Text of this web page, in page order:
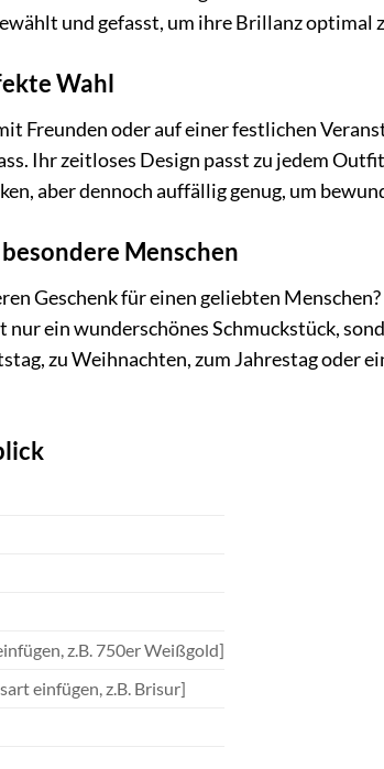
und gefasst, um ihre Brillanz optimal
Wahl
Freunden oder auf einer festlichen
Ihr zeitloses Design passt zu jedem
aber dennoch auffällig genug, um
Menschen
Geschenk für einen geliebten
ein wunderschönes Schmuckstück,
zu Weihnachten, zum Jahrestag oder
z.B. 750er Weißgold]
einfügen, z.B. Brisur]